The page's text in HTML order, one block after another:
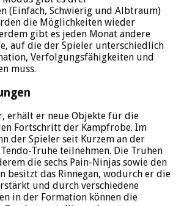
(Einfach, Schwierig und Albtraum)
die Möglichkeiten wieder
gibt es jeden Monat andere
auf die der Spieler unterschiedlich
Verfolgungsfähigkeiten und
muss.
erhält er neue Objekte für die
Fortschritt der Kampfrobe. Im
der Spieler seit Kurzem an der
Truhe teilnehmen. Die Truhen
die sechs Pain-Ninjas sowie den
besitzt das Rinnegan, wodurch er die
und durch verschiedene
in der Formation können die